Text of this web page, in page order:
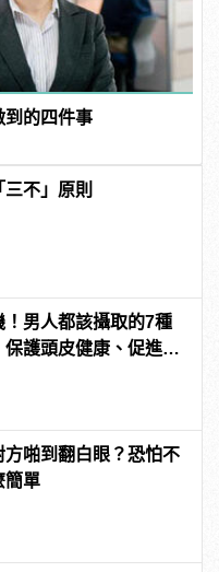
到的四件事
不」原則
！男人都該攝取的7種
保護頭皮健康、促進生
方啪到翻白眼？恐怕不
簡單